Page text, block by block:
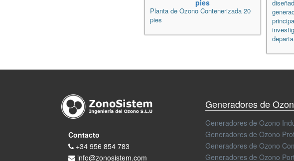
pies
Planta de Ozono Contenerizada 20
pies
Contacto
+34 956 854 783
info@zonosistem.com
Generadores de
Generadores de Ozono
Generadores de Ozono
Generadores de Ozono
Generadores de Ozono